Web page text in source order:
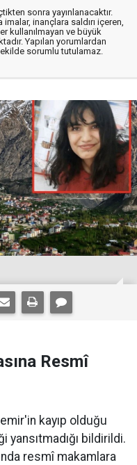
sonra yayınlanacaktır.
inançlara saldırı içeren,
kullanılmayan ve büyük
Yapılan yorumlardan
sorumlu tutulamaz.
Resmî
kayıp olduğu
yansıtmadığı bildirildi.
resmî makamlara